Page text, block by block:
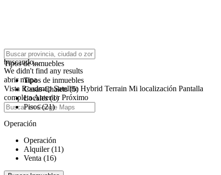
click to enable zoom
buscando...
We didn't find any results
abrir mapa
Vista Roadmap Satellite Hybrid Terrain Mi localización Pantalla
completaAnterior Próximo
Tipos de inmuebles
Tipos de inmuebles
Casas-Chalets (5)
Locales (1)
Pisos (21)
Operación
Operación
Alquiler (11)
Venta (16)